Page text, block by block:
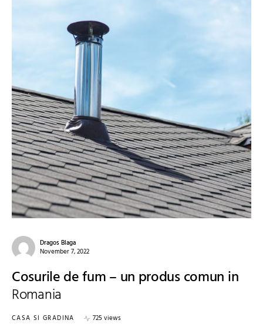
Dragos Blaga
November 7, 2022
Cosurile de fum – un produs comun in
Romania
CASA SI GRADINA 725 views